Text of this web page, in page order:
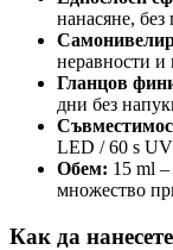
нанасяне, без
неравности и
Гланцов
дни без
LED / 60 s
Обем: 15 ml –
множество
Как да нанесете